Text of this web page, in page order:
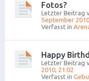
Fotos?
Letzter Beitrag
September
Verfasst in
Happy
Letzter Beitrag
2010, 21:02
Verfasst in